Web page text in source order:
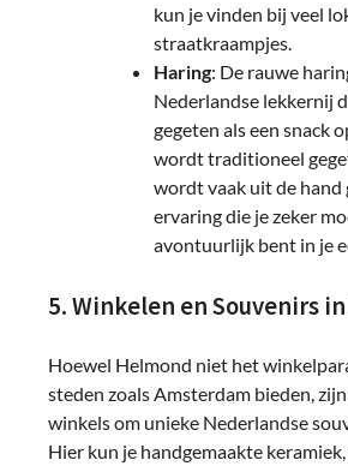
kun je vinden bij veel
straatkraampjes.
Haring: De rauwe
Nederlandse lekkernij
gegeten als een snack
wordt traditioneel
wordt vaak uit de hand
ervaring die je zeker
avontuurlijk bent in je
5. Winkelen en Souvenirs
Hoewel Helmond niet het
steden zoals Amsterdam bieden,
winkels om unieke Nederlandse
Hier kun je handgemaakte